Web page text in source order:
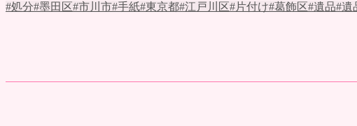
#処分#墨田区#市川市#手紙#東京都#江戸川区#片付け#葛飾区#遺品#遺